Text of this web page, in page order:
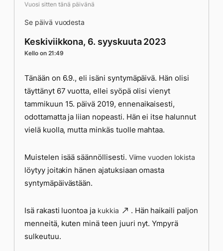
Vuosi sitten tänä päivänä
Se päivä vuodesta
Keskiviikkona, 6. syyskuuta 2023
Kello on 21:49
Tänään on 6.9., eli isäni syntymäpäivä. Hän olisi
täyttänyt 67 vuotta, ellei syöpä olisi vienyt
tammikuun 15. päivä 2019, ennenaikaisesti,
odottamatta ja liian nopeasti. Hän ei itse halunnut
vielä kuolla, mutta minkäs tuolle mahtaa.
Muistelen isää säännöllisesti. Viime vuoden lokista
löytyy joitakin hänen ajatuksiaan omasta
syntymäpäivästään.
Isä rakasti luontoa ja kukkia
. Hän haikaili paljon
menneitä, kuten minä teen juuri nyt. Ympyrä
sulkeutuu.